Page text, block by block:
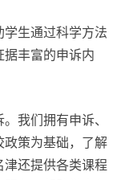
学生通过科学方法
丰富的申诉内
我们拥有申诉、
政策为基础，了解
津还提供各类课程